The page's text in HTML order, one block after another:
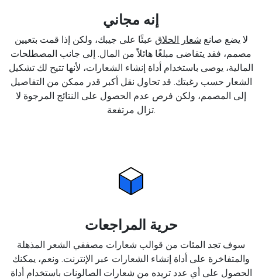
إنه مجاني
لا يضع صانع شعار الحلاق عبئًا على جيبك، ولكن إذا قمت بتعيين
مصمم، فقد يتقاضى مبلغًا هائلاً من المال. إلى جانب المصطلحات
المالية، يوصى باستخدام أداة إنشاء الشعارات، لأنها تتيح لك تشكيل
الشعار حسب رغبتك. قد تحاول نقل أكبر قدر ممكن من التفاصيل
إلى المصمم، ولكن فرص عدم الحصول على النتائج المرجوة لا
تزال مرتفعة.
حرية المراجعات
سوف تجد المئات من قوالب شعارات مصففي الشعر المذهلة
والمتفاخرة على أداة إنشاء الشعارات عبر الإنترنت. ونعم، يمكنك
الحصول على أي عدد تريده من شعارات الصالونات باستخدام أداة